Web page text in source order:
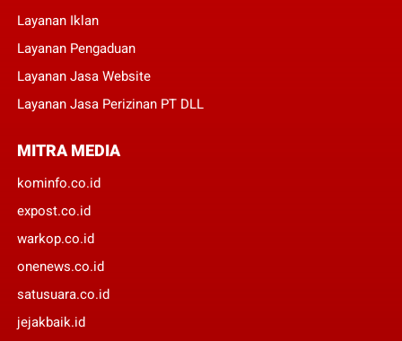
Layanan Iklan
Layanan Pengaduan
Layanan Jasa Website
Layanan Jasa Perizinan PT DLL
MITRA MEDIA
kominfo.co.id
expost.co.id
warkop.co.id
onenews.co.id
satusuara.co.id
jejakbaik.id